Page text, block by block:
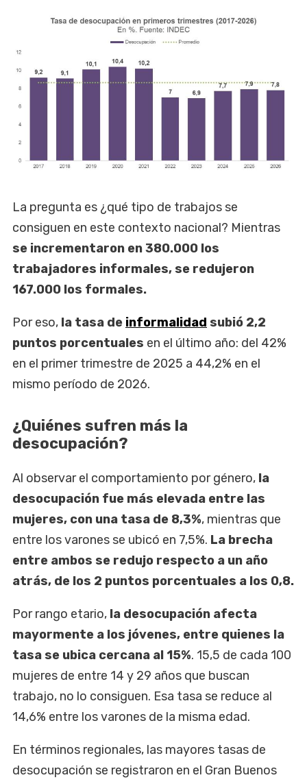
La pregunta es ¿qué tipo de trabajos se
consiguen en este contexto nacional? Mientras
se incrementaron en 380.000 los
trabajadores informales, se redujeron
167.000 los formales.
Por eso, la tasa de informalidad subió 2,2
puntos porcentuales en el último año: del 42%
en el primer trimestre de 2025 a 44,2% en el
mismo período de 2026.
¿Quiénes sufren más la
desocupación?
Al observar el comportamiento por género, la
desocupación fue más elevada entre las
mujeres, con una tasa de 8,3%, mientras que
entre los varones se ubicó en 7,5%. La brecha
entre ambos se redujo respecto a un año
atrás, de los 2 puntos porcentuales a los 0,8.
Por rango etario, la desocupación afecta
mayormente a los jóvenes, entre quienes la
tasa se ubica cercana al 15%. 15,5 de cada 100
mujeres de entre 14 y 29 años que buscan
trabajo, no lo consiguen. Esa tasa se reduce al
14,6% entre los varones de la misma edad.
En términos regionales, las mayores tasas de
desocupación se registraron en el Gran Buenos